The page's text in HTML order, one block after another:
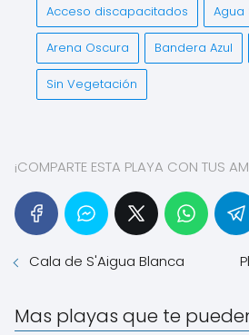
Acceso discapacitados Agua
Arena Oscura Bandera Azul
Sin Vegetación
¡COMPARTE ESTA PLAYA CON TUS
Cala de S'Aigua Blanca
Mas playas que te